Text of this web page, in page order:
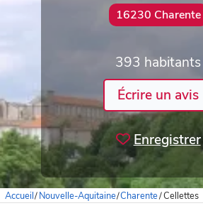
16230 Charente
393 habitants
Écrire un avis
Enregistrer
Accueil/Nouvelle-Aquitaine/Charente/Cellettes